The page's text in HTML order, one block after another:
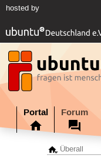
hosted by
Portal Forum